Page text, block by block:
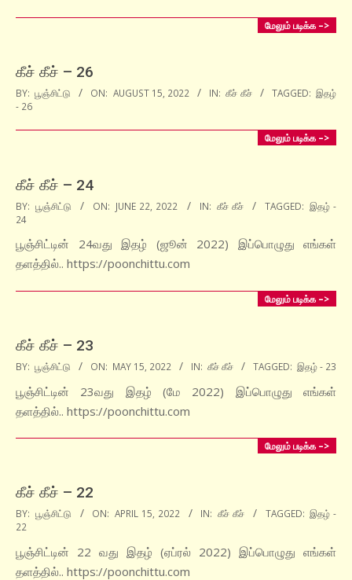
மேலும் படிக்க –>
கீச் கீச் – 26
2022-
08-
15
BY: பூஞ்சிட்டு ON: AUGUST 15, 2022 IN: கீச் கீச் TAGGED: இதழ்
- 26
மேலும் படிக்க –>
கீச் கீச் – 24
2022-
06-
22
BY: பூஞ்சிட்டு ON: JUNE 22, 2022 IN: கீச் கீச் TAGGED: இதழ் -
24
பூஞ்சிட்டின் 24வது இதழ் (ஜூன் 2022) இப்பொழுது எங்கள்
தளத்தில்.. https://poonchittu.com
மேலும் படிக்க –>
கீச் கீச் – 23
2022-
05-
15
BY: பூஞ்சிட்டு ON: MAY 15, 2022 IN: கீச் கீச் TAGGED: இதழ் - 23
பூஞ்சிட்டின் 23வது இதழ் (மே 2022) இப்பொழுது எங்கள்
தளத்தில்.. https://poonchittu.com
மேலும் படிக்க –>
கீச் கீச் – 22
2022-
04-
15
BY: பூஞ்சிட்டு ON: APRIL 15, 2022 IN: கீச் கீச் TAGGED: இதழ் -
22
பூஞ்சிட்டின் 22 வது இதழ் (ஏப்ரல் 2022) இப்பொழுது எங்கள்
தளத்தில்.. https://poonchittu.com